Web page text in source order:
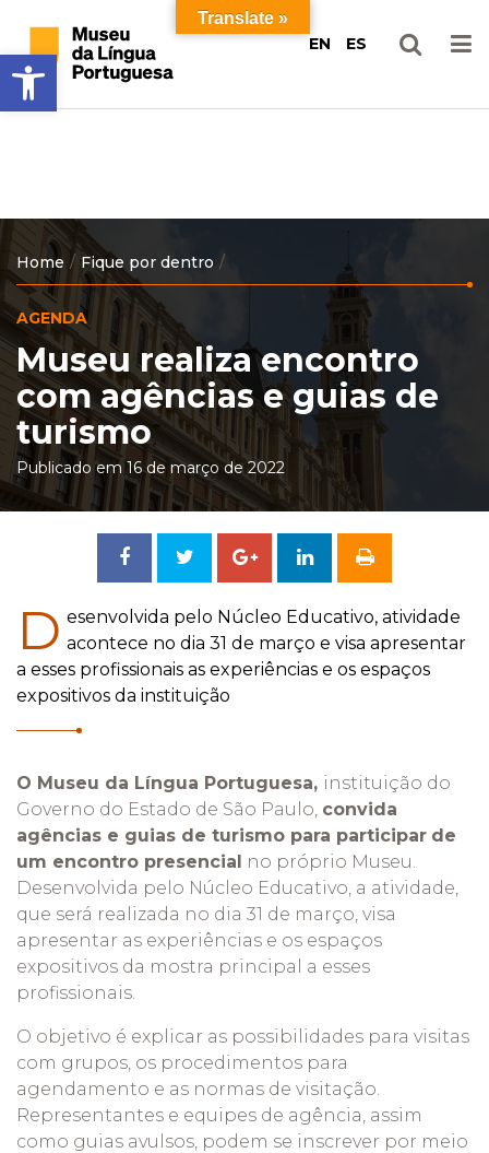
Barra de Ferramentas Aberta
para
o
conteúdo
para
o
menu
principal
EN ES
Home Fique por dentro
AGENDA
Museu realiza encontro
com agências e guias de
turismo
Publicado em 16 de março de 2022
Compartilhar
no
Facebook
TweetarCompartilhar
no
Google
D esenvolvida pelo Núcleo Educativo, atividade
acontece no dia 31 de março e visa apresentar
a esses profissionais as experiências e os espaços
expositivos da instituição
O Museu da Língua Portuguesa, instituição do
Governo do Estado de São Paulo, convida
agências e guias de turismo para participar de
um encontro presencial no próprio Museu.
Desenvolvida pelo Núcleo Educativo, a atividade,
que será realizada no dia 31 de março, visa
apresentar as experiências e os espaços
expositivos da mostra principal a esses
profissionais.
O objetivo é explicar as possibilidades para visitas
com grupos, os procedimentos para
agendamento e as normas de visitação.
Representantes e equipes de agência, assim
como guias avulsos, podem se inscrever por meio
Translate »